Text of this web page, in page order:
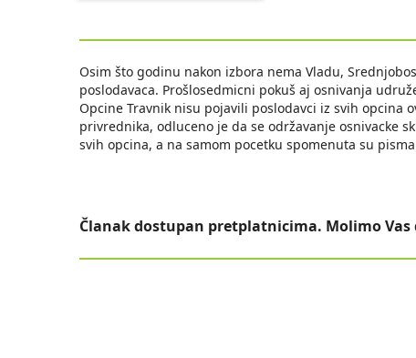
Osim što godinu nakon izbora nema Vladu,
poslodavaca. Prošlosedmicni pokuš aj osnivanja
Opcine Travnik nisu pojavili poslodavci iz svih opcina
privrednika, odluceno je da se održavanje osnivacke
svih opcina, a na samom pocetku spomenuta su
Članak dostupan pretplatnicima. Molimo Vas